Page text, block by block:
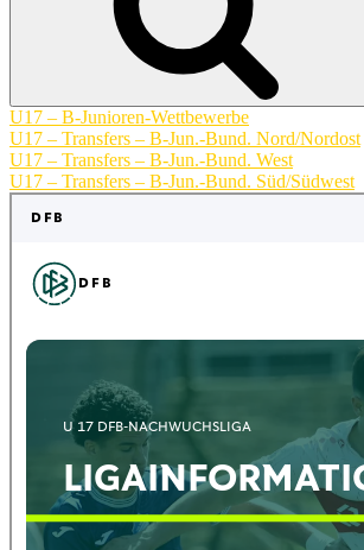
U17 – B-Junioren-Wettbewerbe
U17 – Transfers – B-Jun.-Bund. Nord/Nordost
U17 – Transfers – B-Jun.-Bund. West
U17 – Transfers – B-Jun.-Bund. Süd/Südwest